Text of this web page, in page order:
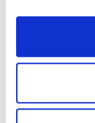
La gamme
véhicules
Est-il